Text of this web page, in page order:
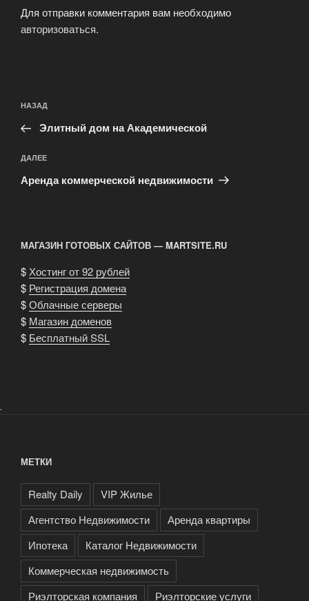
Для отправки комментария вам необходимо
авторизоваться.
по
записям
Предыдущая
запись:
НАЗАД
Элитный дом на Академической
Следующая
запись
ДАЛЕЕ
Аренда коммерческой недвижимости
МАГАЗИН ГОТОВЫХ САЙТОВ — MARTSITE.RU
$Хостинг от 92 рублей
$ Регистрация домена
$Облачные серверы
$ Магазин доменов
$ Бесплатный SSL
.
МЕТКИ
Realty Daily
VIP Жилье
Агентство Недвижимости
Аренда квартиры
Ипотека
Каталог Недвижимости
Коммерческая недвижимость
Риэлторская компания
Риэлторские услуги